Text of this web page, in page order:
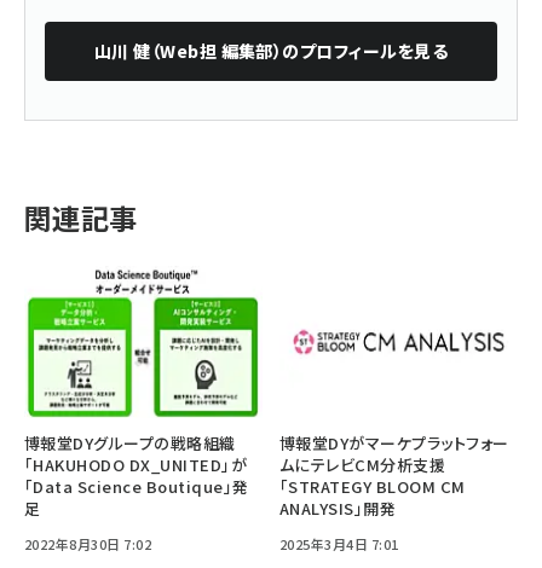
山川 健（Web担 編集部） のプロフィールを見る
関連記事
博報堂DYグループの戦略組織
「HAKUHODO DX_UNITED」が
「Data Science Boutique」発
足
2022年8月30日 7:02
博報堂DYがマーケプラットフォー
ムにテレビCM分析支援
「STRATEGY BLOOM CM
ANALYSIS」開発
2025年3月4日 7:01